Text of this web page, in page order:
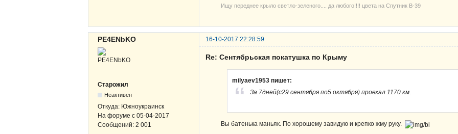
Ищу переднее крыло светло-зеленого.... да любого!!!! цвета на Спутник В-39
PE4ENbKO 16-10-2017 22:28:59
Старожил
Неактивен
Откуда: Южноукраинск
На форуме с 05-04-2017
Сообщений: 2 001
Re: Сентябрьская покатушка по Крыму
milyaev1953 пишет:
За 7дней(c29 сентября по5 октября) проехал 1170 км.
Вы батенька маньяк. По хорошему завидую и крепко жму руку.